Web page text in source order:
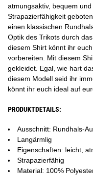
atmungsaktiv, bequem
Strapazierfähigkeit
einen klassischen
Optik des Trikots durch
diesem Shirt könnt ihr
vorbereiten. Mit diesem
gekleidet. Egal, wie hart
diesem Modell seid ihr
könnt ihr euch ideal auf
PRODUKTDETAILS:
Ausschnitt: Rundhals-
Langärmlig
Eigenschaften: leicht,
Strapazierfähig
Material: 100%